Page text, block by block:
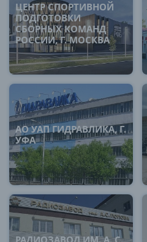
ЦЕНТР СПОРТИВНОЙ
ПОДГОТОВКИ
СБОРНЫХ КОМАНД
РОССИИ, Г. МОСКВА
АО УАП ГИДРАВЛИКА, Г.
УФА